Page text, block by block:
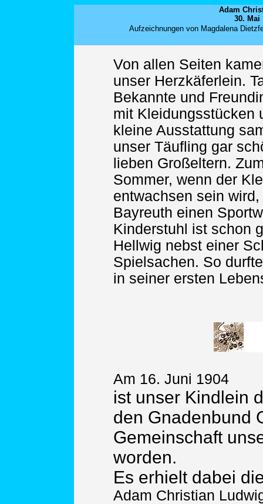
Adam
30. Mai
Aufzeichnungen von Magdalena
Von allen Seiten
unser Herzkäferlein.
Bekannte und
mit Kleidungsstücken
kleine Ausstattung
unser Täufling gar
lieben Großeltern.
Sommer, wenn der
entwachsen sein
Bayreuth einen
Kinderstuhl ist schon
Hellwig nebst einer
Spielsachen. So
in seiner ersten
Am 16. Juni 1904
ist unser Kindlein
den Gnadenbund
Gemeinschaft
worden.
Es erhielt dabei
Adam Christian